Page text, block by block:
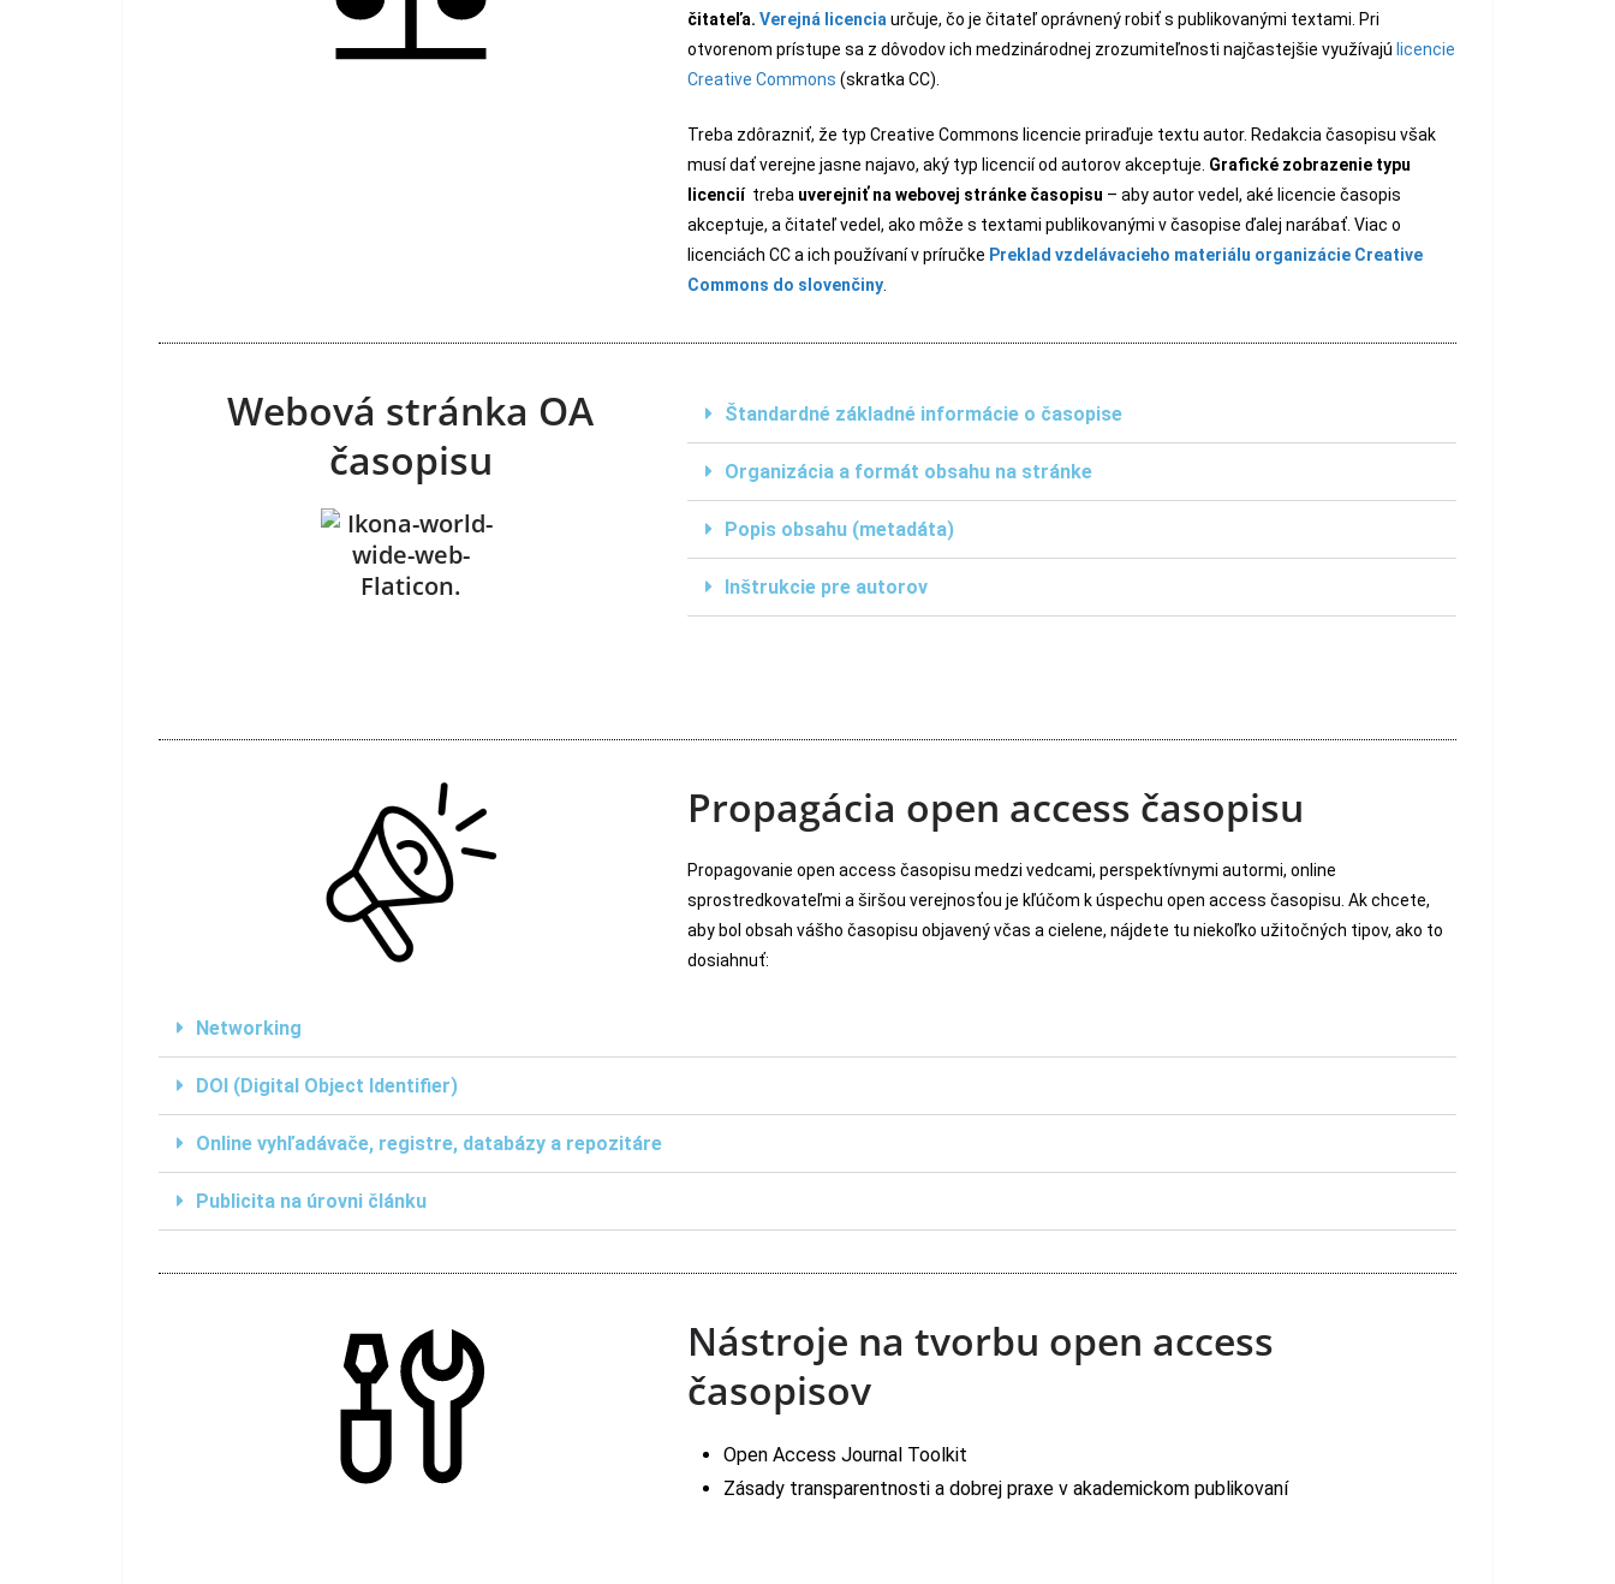
čitateľa. Verejná licencia určuje, čo je čitateľ oprávnený robiť s publikovanými textami. Pri
otvorenom prístupe sa z dôvodov ich medzinárodnej zrozumiteľnosti najčastejšie využívajú licencie
Creative Commons (skratka CC).
Treba zdôrazniť, že typ Creative Commons licencie priraďuje textu autor. Redakcia časopisu však
musí dať verejne jasne najavo, aký typ licencií od autorov akceptuje. Grafické zobrazenie typu
licenciítreba uverejniť na webovej stránke časopisu – aby autor vedel, aké licencie časopis
akceptuje, a čitateľ vedel, ako môže s textami publikovanými v časopise ďalej narábať. Viac o
licenciách CC a ich používaní v príručke Preklad vzdelávacieho materiálu organizácie Creative
Commons do slovenčiny.
Webová stránka OA
časopisu
Štandardné základné informácie o časopise
Organizácia a formát obsahu na stránke
Popis obsahu (metadáta)
Inštrukcie pre autorov
Propagácia open access časopisu
Propagovanie open access časopisu medzi vedcami, perspektívnymi autormi, online
sprostredkovateľmi a širšou verejnosťou je kľúčom k úspechu open access časopisu. Ak chcete,
aby bol obsah vášho časopisu objavený včas a cielene, nájdete tu niekoľko užitočných tipov, ako to
dosiahnuť:
Networking
DOI (Digital Object Identifier)
Online vyhľadávače, registre, databázy a repozitáre
Publicita na úrovni článku
Nástroje na tvorbu open access
časopisov
Open Access Journal Toolkit
Zásady transparentnosti a dobrej praxe v akademickom publikovaní